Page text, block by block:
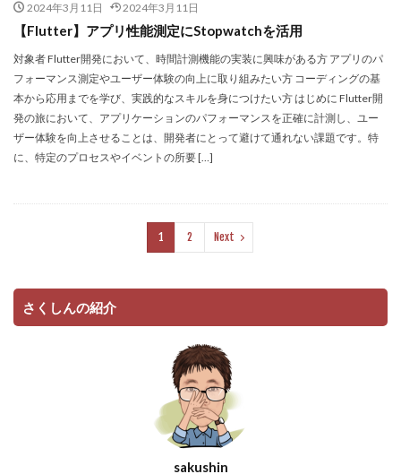
2024年3月11日 2024年3月11日
【Flutter】アプリ性能測定にStopwatchを活用
対象者 Flutter開発において、時間計測機能の実装に興味がある方 アプリのパ
フォーマンス測定やユーザー体験の向上に取り組みたい方 コーディングの基
本から応用までを学び、実践的なスキルを身につけたい方 はじめに Flutter開
発の旅において、アプリケーションのパフォーマンスを正確に計測し、ユー
ザー体験を向上させることは、開発者にとって避けて通れない課題です。特
に、特定のプロセスやイベントの所要 […]
1 2 Next
さくしんの紹介
sakushin